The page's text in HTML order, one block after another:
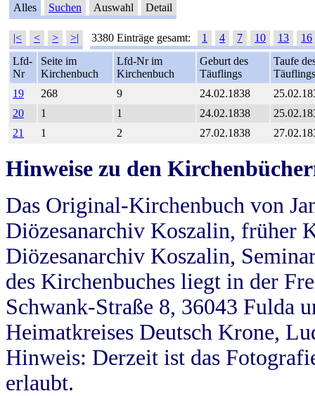
Alles Suchen Auswahl Detail
|< < > >| 3380 Einträge gesamt: 1 4 7 10 13
16
Lfd-
Nr
Seite im
Kirchenbuch
Lfd-Nr im
Kirchenbuch
Geburt des
Täuflings
Taufe
Täuflings
19
268 9 24.02.1838
20
1 1 24.02.1838
21
1 2 27.02.1838
Hinweise zu den
Das Original-Kirchenbuch von
Diözesanarchiv Koszalin, früher
Diözesanarchiv Koszalin,
des Kirchenbuches liegt in der
Schwank-Straße 8, 36043 Fulda
Heimatkreises Deutsch Krone,
Hinweis: Derzeit ist das
erlaubt.